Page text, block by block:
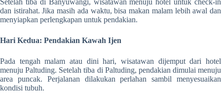
Setelah tiba di Banyuwangi, wisatawan menuju hotel untuk check-in
dan istirahat. Jika masih ada waktu, bisa makan malam lebih awal dan
menyiapkan perlengkapan untuk pendakian.
Hari Kedua: Pendakian Kawah Ijen
Pada tengah malam atau dini hari, wisatawan dijemput dari hotel
menuju Paltuding. Setelah tiba di Paltuding, pendakian dimulai menuju
area puncak. Perjalanan dilakukan perlahan sambil menyesuaikan
kondisi tubuh.